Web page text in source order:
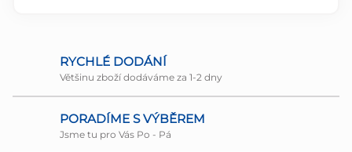
RYCHLÉ DODÁNÍ
Většinu zboží dodáváme za 1-2 dny
PORADÍME S VÝBĚREM
Jsme tu pro Vás Po - Pá